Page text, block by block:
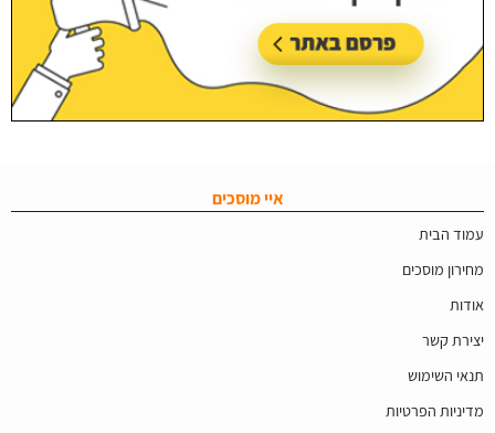
איי מוסכים
עמוד הבית
מחירון מוסכים
אודות
יצירת קשר
תנאי השימוש
מדיניות הפרטיות